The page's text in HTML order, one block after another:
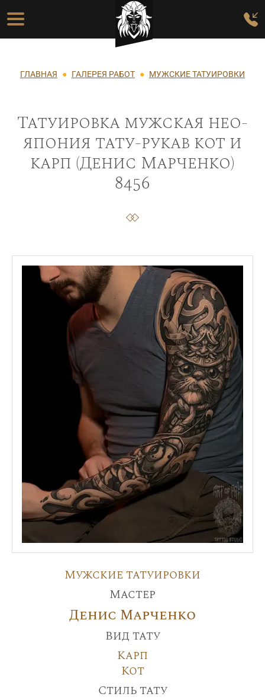
Перейти к основному содержанию
Основная навигация
Строка навигации
ГЛАВНАЯ ГАЛЕРЕЯ РАБОТ МУЖСКИЕ ТАТУИРОВКИ
Татуировка мужская нео-
япония тату-рукав кот и
карп (Денис Марченко)
8456
Мужские татуировки
Мастер
Денис Марченко
Вид тату
Карп
Кот
Стиль тату